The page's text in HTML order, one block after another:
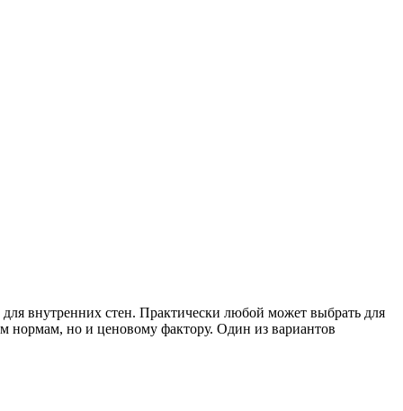
внутренних стен. Практически любой может выбрать для
нормам, но и ценовому фактору. Один из вариантов